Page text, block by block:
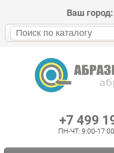
Ваш город:
+7 499
ПН-ЧТ: 9:00-